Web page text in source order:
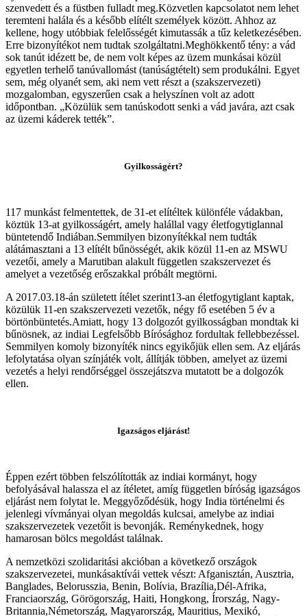
szenvedett és a füstben fulladt meg.Közvetlen kapcsolatot nem lehet
teremteni halála és a később elítélt személyek között. Ahhoz az
kellene, hogy utóbbiak felelősségét kimutassák a tűz keletkezésében.
Erre bizonyítékot nem tudtak szolgáltatni.Meghökkentő tény: a vád
sok tanút idézett be, de nem volt képes az üzem munkásai közül
egyetlen terhelő tanúvallomást (tanúságtételt) sem produkálni. Egyet
sem, még olyanét sem, aki nem vett részt a (szakszervezeti)
mozgalomban, egyszerűen csak a helyszínen volt az adott
időpontban. „Közülük sem tanúskodott senki a vád javára, azt csak
az üzemi káderek tették”.
Gyilkosságért?
117 munkást felmentettek, de 31-et elítéltek különféle vádakban,
köztük 13-at gyilkosságért, amely halállal vagy életfogytiglannal
büntetendő Indiában.Semmilyen bizonyítékkal nem tudták
alátámasztani a 13 elítélt bűnösségét, akik közül 11-en az MSWU
vezetői, amely a Marutiban alakult független szakszervezet és
amelyet a vezetőség erőszakkal próbált megtörni.
A 2017.03.18-án született ítélet szerint13-an életfogytiglant kaptak,
közülük 11-en szakszervezeti vezetők, négy fő esetében 5 év a
börtönbüntetés.Amiatt, hogy 13 dolgozót gyilkosságban mondtak ki
bűnösnek, az indiai Legfelsőbb Bírósághoz fordultak fellebbezéssel.
Semmilyen komoly bizonyíték nincs egyikőjük ellen sem. Az eljárás
lefolytatása olyan színjáték volt, állítják többen, amelyet az üzemi
vezetés a helyi rendőrséggel összejátszva mutatott be a dolgozók
ellen.
Igazságos eljárást!
Éppen ezért többen felszólították az indiai kormányt, hogy
befolyásával halassza el az ítéletet, amíg független bíróság igazságos
eljárást nem folytat le. Meggyőződésük, hogy India történelmi és
jelenlegi vívmányai olyan megoldás kulcsai, amelybe az indiai
szakszervezetek vezetőit is bevonják. Reménykednek, hogy
hamarosan bölcs megoldást találnak.
A nemzetközi szolidaritási akcióban a következő országok
szakszervezetei, munkásaktívái vettek vészt: Afganisztán, Ausztria,
Banglades, Belorusszia, Benin, Bolívia, Brazília,Dél-Afrika,
Franciaország, Görögország, Haiti, Hongkong, Írország, Nagy-
Britannia,Németország, Magyarország, Mauritius, Mexikó,